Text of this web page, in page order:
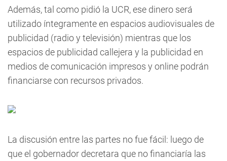
Además, tal como pidió la UCR, ese dinero será
utilizado íntegramente en espacios audiovisuales de
publicidad (radio y televisión) mientras que los
espacios de publicidad callejera y la publicidad en
medios de comunicación impresos y online podrán
financiarse con recursos privados.
La discusión entre las partes no fue fácil: luego de
que el gobernador decretara que no financiaría las